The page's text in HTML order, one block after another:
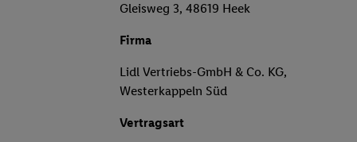
Gleisweg 3, 48619 Heek
Firma
Lidl Vertriebs-GmbH & Co. KG,
Westerkappeln Süd
Vertragsart